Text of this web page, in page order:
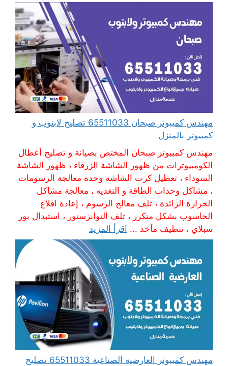
مهندس كمبيوتر صبحان 65511033 تصليح لابتوب و
كمبيوتر بالمنزل
مهندس كمبيوتر صبحان المختص بصيانة و تصليح أعطال
الكومبيوترات من ظهور الشاشة الزرقاء ، ظهور الشاشة
السوداء ، تعطيل كرت الشاشة وحدة معالجة الرسومات
، مشاكل وحدات الطاقة و التغذية ، معالجة مشاكل
الحرارة الزائدة ، تلف معالج الرسوم ، إعادة اقلاع
الحاسوب بشكل متكرر ، تلف التوانزستور ، استبدال بور
سبلاي ، تنظيف مآخذ ... اقرأ المزيد
مهندس كمبيوتر العارضية الصناعية 65511033 تصليح